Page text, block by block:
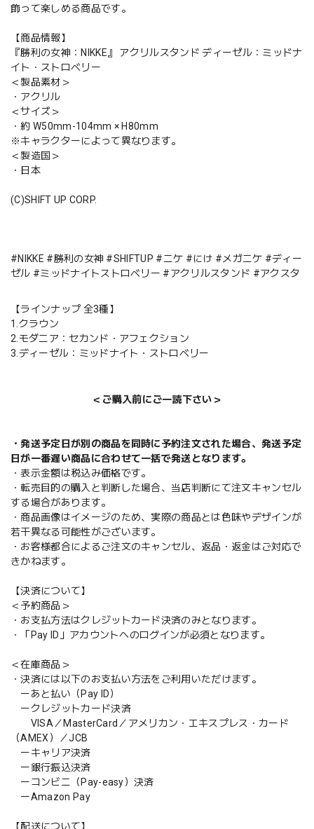
飾って楽しめる商品です。
【商品情報】
『勝利の女神：NIKKE』 アクリルスタンド ディーゼル：ミッドナ
イト・ストロベリー
＜製品素材＞
・アクリル
＜サイズ＞
・約 W50mm-104mm × H80mm
※キャラクターによって異なります。
＜製造国＞
・日本
(C)SHIFT UP CORP.
#NIKKE #勝利の女神 #SHIFTUP #ニケ #にけ #メガニケ #ディー
ゼル #ミッドナイトストロベリー #アクリルスタンド #アクスタ
【ラインナップ 全3種】
1.クラウン
2.モダニア：セカンド・アフェクション
3.ディーゼル：ミッドナイト・ストロベリー
＜ご購入前にご一読下さい＞
・発送予定日が別の商品を同時に予約注文された場合、発送予定
日が一番遅い商品に合わせて一括で発送となります。
・表示金額は税込み価格です。
・転売目的の購入と判断した場合、当店判断にて注文キャンセル
する場合があります。
・商品画像はイメージのため、実際の商品とは色味やデザインが
若干異なる可能性がございます。
・お客様都合によるご注文のキャンセル、返品・返金はご対応で
きかねます。
【決済について】
＜予約商品＞
・お支払方法はクレジットカード決済のみとなります。
・「Pay ID」アカウントへのログインが必須となります。
＜在庫商品＞
・決済には以下のお支払い方法をご利用いただけます。
ーあと払い（Pay ID）
ークレジットカード決済
VISA／MasterCard／アメリカン・エキスプレス・カード
（AMEX）／JCB
ーキャリア決済
ー銀行振込決済
ーコンビニ（Pay-easy）決済
ーAmazon Pay
【配送について】